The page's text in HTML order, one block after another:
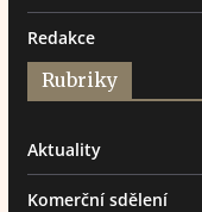
Redakce
Rubriky
Aktuality
Komerční sdělení